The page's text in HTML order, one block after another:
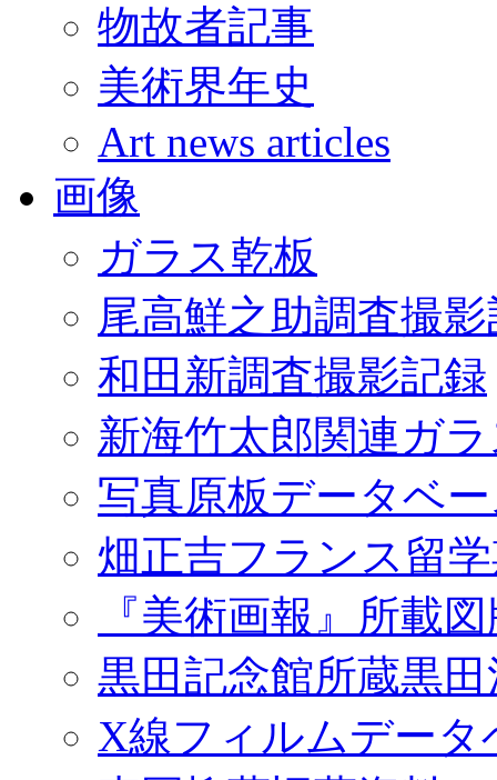
物故者記事
美術界年史
Art news articles
画像
ガラス乾板
尾高鮮之助調査撮
和田新調査撮影記録
新海竹太郎関連ガ
写真原板データベ
畑正吉フランス留
『美術画報』所載
黒田記念館所蔵黒
X線フィルムデータ